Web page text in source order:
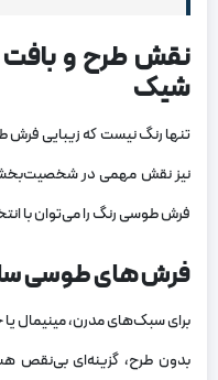
نقش طرح و
شیک
تنها رنگ نیست که زیبایی فرش
نیز نقش مهمی در
فرش طوسی رنگ را می‌توان با
فرش های طوسی
برای سبک‌های مدرن، مینیمال
بدون طرح، گزینه‌ای بی‌نقص